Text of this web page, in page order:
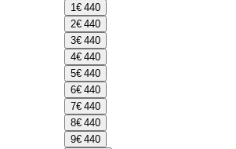
1€ 440
2€ 440
3€ 440
4€ 440
5€ 440
6€ 440
7€ 440
8€ 440
9€ 440